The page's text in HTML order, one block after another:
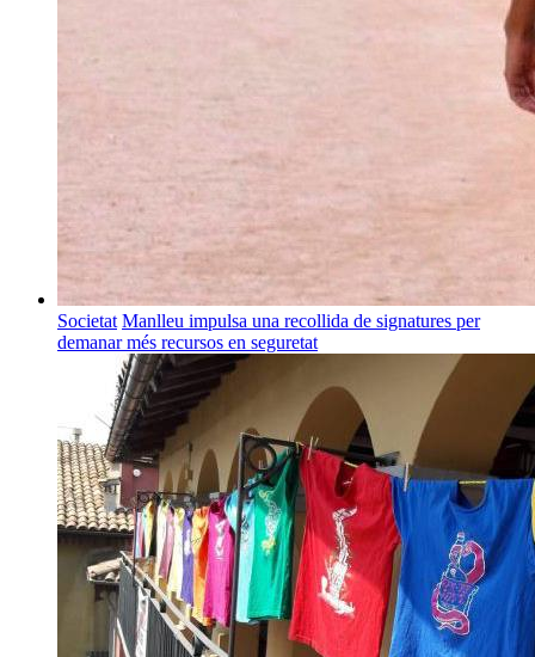
Societat Manlleu impulsa una recollida de signatures per
demanar més recursos en seguretat